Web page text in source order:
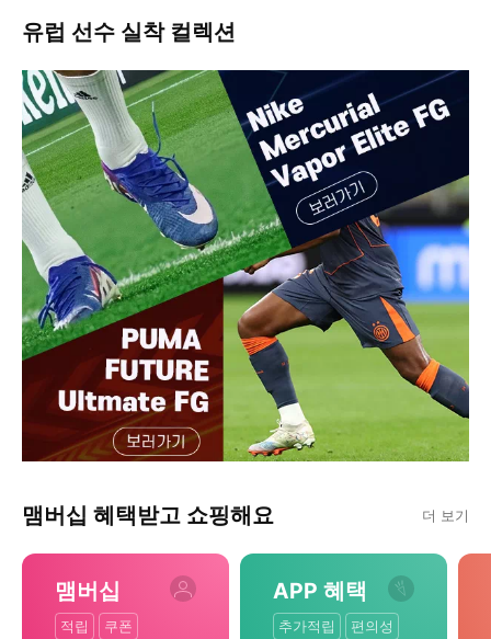
유럽 선수 실착 컬렉션
맴버십 혜택받고 쇼핑해요 더 보기
맴버십
적립 쿠폰
APP 혜택
추가적립 편의성